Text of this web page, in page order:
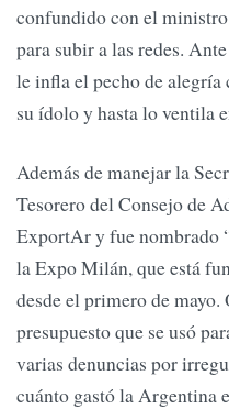
confundido con el
para subir a las redes.
le infla el pecho de
su ídolo y hasta lo ventila
Además de manejar la
Tesorero del Consejo de
ExportAr y fue nombrado
la Expo Milán, que está
desde el primero de
presupuesto que se usó
varias denuncias por
cuánto gastó la Argentina